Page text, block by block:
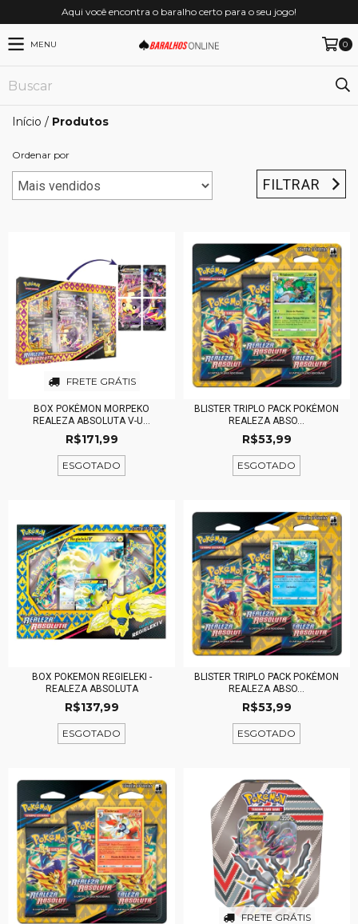
Aqui você encontra o baralho certo para o seu jogo!
MENU 0
Início / Produtos
Ordenar por
FILTRAR
FRETE GRÁTIS
BOX POKÉMON MORPEKO
REALEZA ABSOLUTA V-U...
R$171,99
ESGOTADO
BLISTER TRIPLO PACK POKÉMON
REALEZA ABSO...
R$53,99
ESGOTADO
BOX POKEMON REGIELEKI -
REALEZA ABSOLUTA
R$137,99
ESGOTADO
BLISTER TRIPLO PACK POKÉMON
REALEZA ABSO...
R$53,99
ESGOTADO
FRETE GRÁTIS